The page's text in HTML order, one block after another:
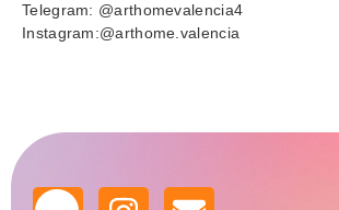
Telegram: @arthomevalencia4
Instagram:@arthome.valencia